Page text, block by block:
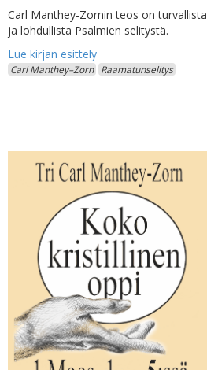
Carl Manthey-Zornin teos on turvallista
ja lohdullista Psalmien selitystä.
Carl Manthey–Zorn Raamatunselitys